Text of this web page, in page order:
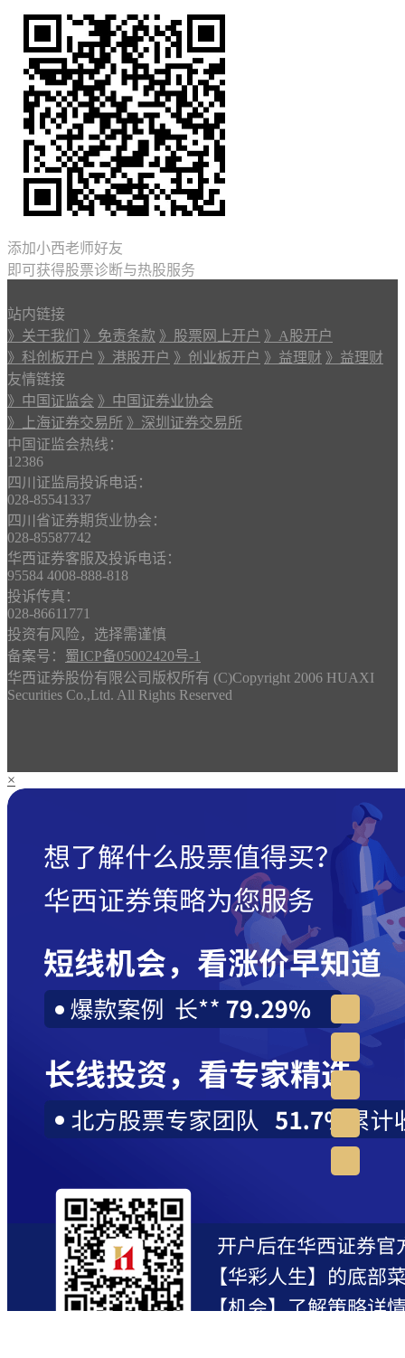
添加小西老师好友
即可获得股票诊断与热股服务
站内链接
》关于我们
》免责条款 》股票网上开户 》A股开户
》科创板开户 》港股开户 》创业板开户 》益理财 》益理财
友情链接
》中国证监会 》中国证券业协会
》上海证券交易所 》深圳证券交易所
中国证监会热线：
12386
四川证监局投诉电话：
028-85541337
四川省证券期货业协会：
028-85587742
华西证券客服及投诉电话：
95584 4008-888-818
投诉传真：
028-86611771
投资有风险，选择需谨慎
备案号： 蜀ICP备05002420号-1
华西证券股份有限公司版权所有 (C)Copyright 2006 HUAXI
Securities Co.,Ltd. All Rights Reserved
×